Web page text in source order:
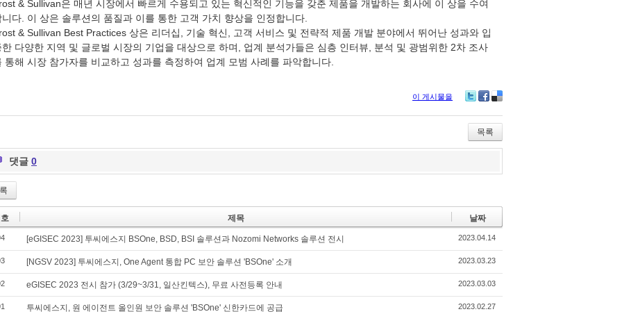
& Sullivan은 매년 시장에서 빠르게 수용되고 있는 혁신적인 기능을 갖춘 제품을 개발하는 회사에 이 상을 수여
니다. 이 상은 솔루션의 품질과 이를 통한 고객 가치 향상을 인정합니다.
& Sullivan Best Practices 상은 리더십, 기술 혁신, 고객 서비스 및 전략적 제품 개발 분야에서 뛰어난 성과와 입
한 다양한 지역 및 글로벌 시장의 기업을 대상으로 하며, 업계 분석가들은 심층 인터뷰, 분석 및 광범위한 2차 조사
통해 시장 참가자를 비교하고 성과를 측정하여 업계 모범 사례를 파악합니다.
이 게시물을
목록
댓글 0
제목 날짜
[eGISEC 2023] 투씨에스지 BSOne, BSD, BSI 솔루션과 Nozomi Networks 솔루션 전시 2023.04.14
[NGSV 2023] 투씨에스지, One Agent 통합 PC 보안 솔루션 'BSOne' 소개 2023.03.23
eGISEC 2023 전시 참가 (3/29~3/31, 일산킨텍스), 무료 사전등록 안내 2023.03.03
투씨에스지, 원 에이전트 올인원 보안 솔루션 'BSOne' 신한카드에 공급 2023.02.27